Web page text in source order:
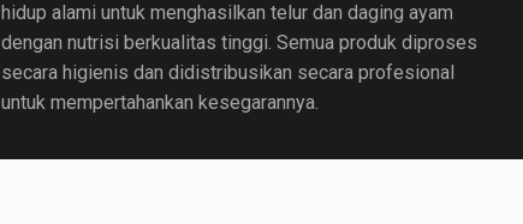
hidup alami untuk menghasilkan telur dan daging ayam
dengan nutrisi berkualitas tinggi. Semua produk diproses
secara higienis dan didistribusikan secara profesional
untuk mempertahankan kesegarannya.